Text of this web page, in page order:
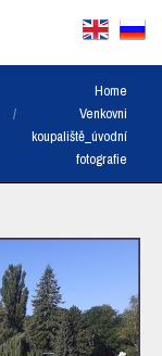
You are here:Home
Venkovni
koupaliště_úvodní
fotografie